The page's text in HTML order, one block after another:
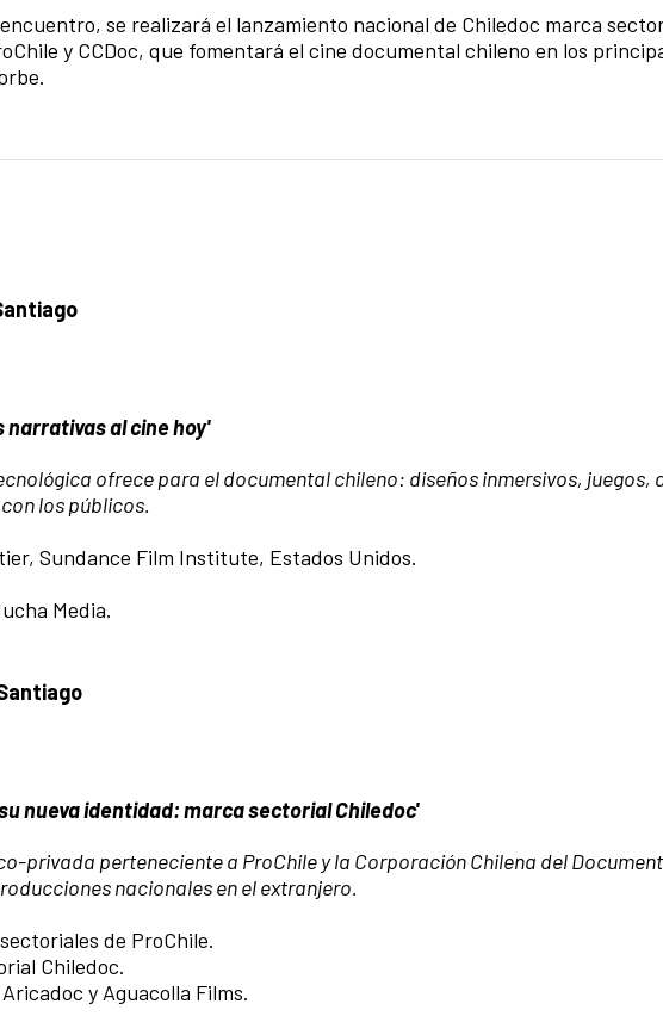
se realizará el lanzamiento nacional de Chiledoc marca
y CCDoc, que fomentará el cine documental chileno en los
narrativas al cine hoy'
ofrece para el documental chileno: diseños inmersivos, juegos,
los públicos.
Sundance Film Institute, Estados Unidos.
Media.
nueva identidad: marca sectorial Chiledoc'
privada perteneciente a ProChile y la Corporación Chilena del
nacionales en el extranjero.
de ProChile.
Chiledoc.
y Aguacolla Films.